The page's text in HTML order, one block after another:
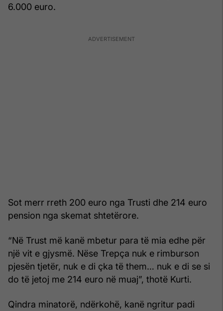
6.000 euro.
Sot merr rreth 200 euro nga Trusti dhe 214 euro
pension nga skemat shtetërore.
“Në Trust më kanë mbetur para të mia edhe për
një vit e gjysmë. Nëse Trepça nuk e rimburson
pjesën tjetër, nuk e di çka të them… nuk e di se si
do të jetoj me 214 euro në muaj”, thotë Kurti.
Qindra minatorë, ndërkohë, kanë ngritur padi